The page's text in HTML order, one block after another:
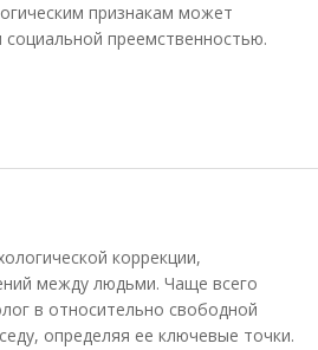
признакам может
преемственностью.
коррекции,
между людьми. Чаще всего
в относительно свободной
определяя ее ключевые точки.